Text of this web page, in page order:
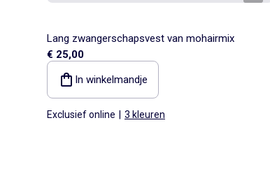
Lang zwangerschapsvest van mohairmix
€ 25,00
In winkelmandje
Exclusief online 3 kleuren